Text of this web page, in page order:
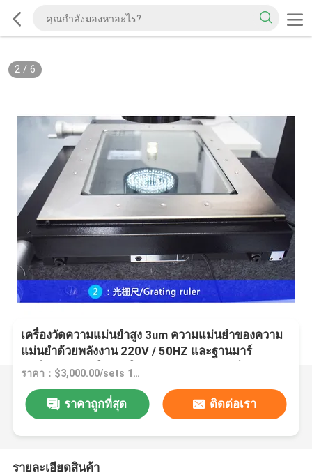
2/ 6
เครื่องวัดความแม่นยําสูง 3um ความแม่นยําของความ
แม่นยําด้วยพลังงาน 220V / 50HZ และฐานมาร์
บอร์สําหรับการใช้งานในอุตสาหกรรมรถยนต์
ราคา：$3,000.00/sets 1-1 sets
ราคาถูกที่สุด ติดต่อเรา
รายละเอียดสินค้า